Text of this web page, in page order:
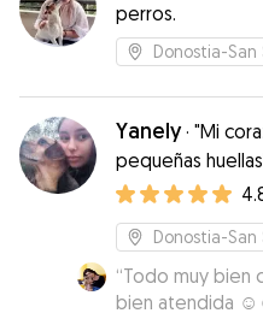
perros.
Donostia-San
Yanely· "Mi
pequeñas
Donostia-San
“Todo muy bien
bien atendida